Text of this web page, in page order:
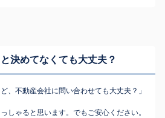
決めてなくても大丈夫？
、不動産会社に問い合わせても大丈夫？」
しゃると思います。でもご安心ください。